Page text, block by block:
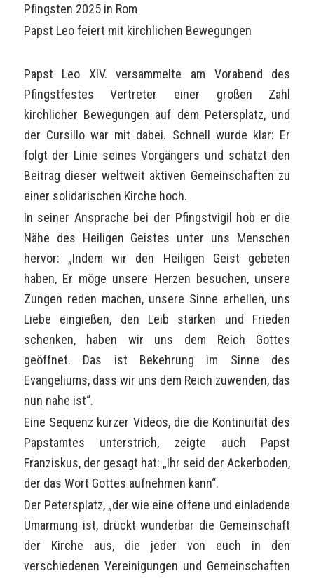
Pfingsten 2025 in Rom
Papst Leo feiert mit kirchlichen Bewegungen
Papst Leo XIV. versammelte am Vorabend des
Pfingstfestes Vertreter einer großen Zahl
kirchlicher Bewegungen auf dem Petersplatz, und
der Cursillo war mit dabei. Schnell wurde klar: Er
folgt der Linie seines Vorgängers und schätzt den
Beitrag dieser weltweit aktiven Gemeinschaften zu
einer solidarischen Kirche hoch.
In seiner Ansprache bei der Pfingstvigil hob er die
Nähe des Heiligen Geistes unter uns Menschen
hervor: „Indem wir den Heiligen Geist gebeten
haben, Er möge unsere Herzen besuchen, unsere
Zungen reden machen, unsere Sinne erhellen, uns
Liebe eingießen, den Leib stärken und Frieden
schenken, haben wir uns dem Reich Gottes
geöffnet. Das ist Bekehrung im Sinne des
Evangeliums, dass wir uns dem Reich zuwenden, das
nun nahe ist“.
Eine Sequenz kurzer Videos, die die Kontinuität des
Papstamtes unterstrich, zeigte auch Papst
Franziskus, der gesagt hat: „Ihr seid der Ackerboden,
der das Wort Gottes aufnehmen kann“.
Der Petersplatz, „der wie eine offene und einladende
Umarmung ist, drückt wunderbar die Gemeinschaft
der Kirche aus, die jeder von euch in den
verschiedenen Vereinigungen und Gemeinschaften